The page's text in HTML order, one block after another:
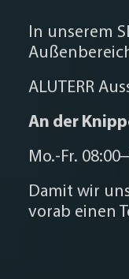
In unserem
ALUTERR
An der
Mo.-Fr.
Damit wir
vorab einen